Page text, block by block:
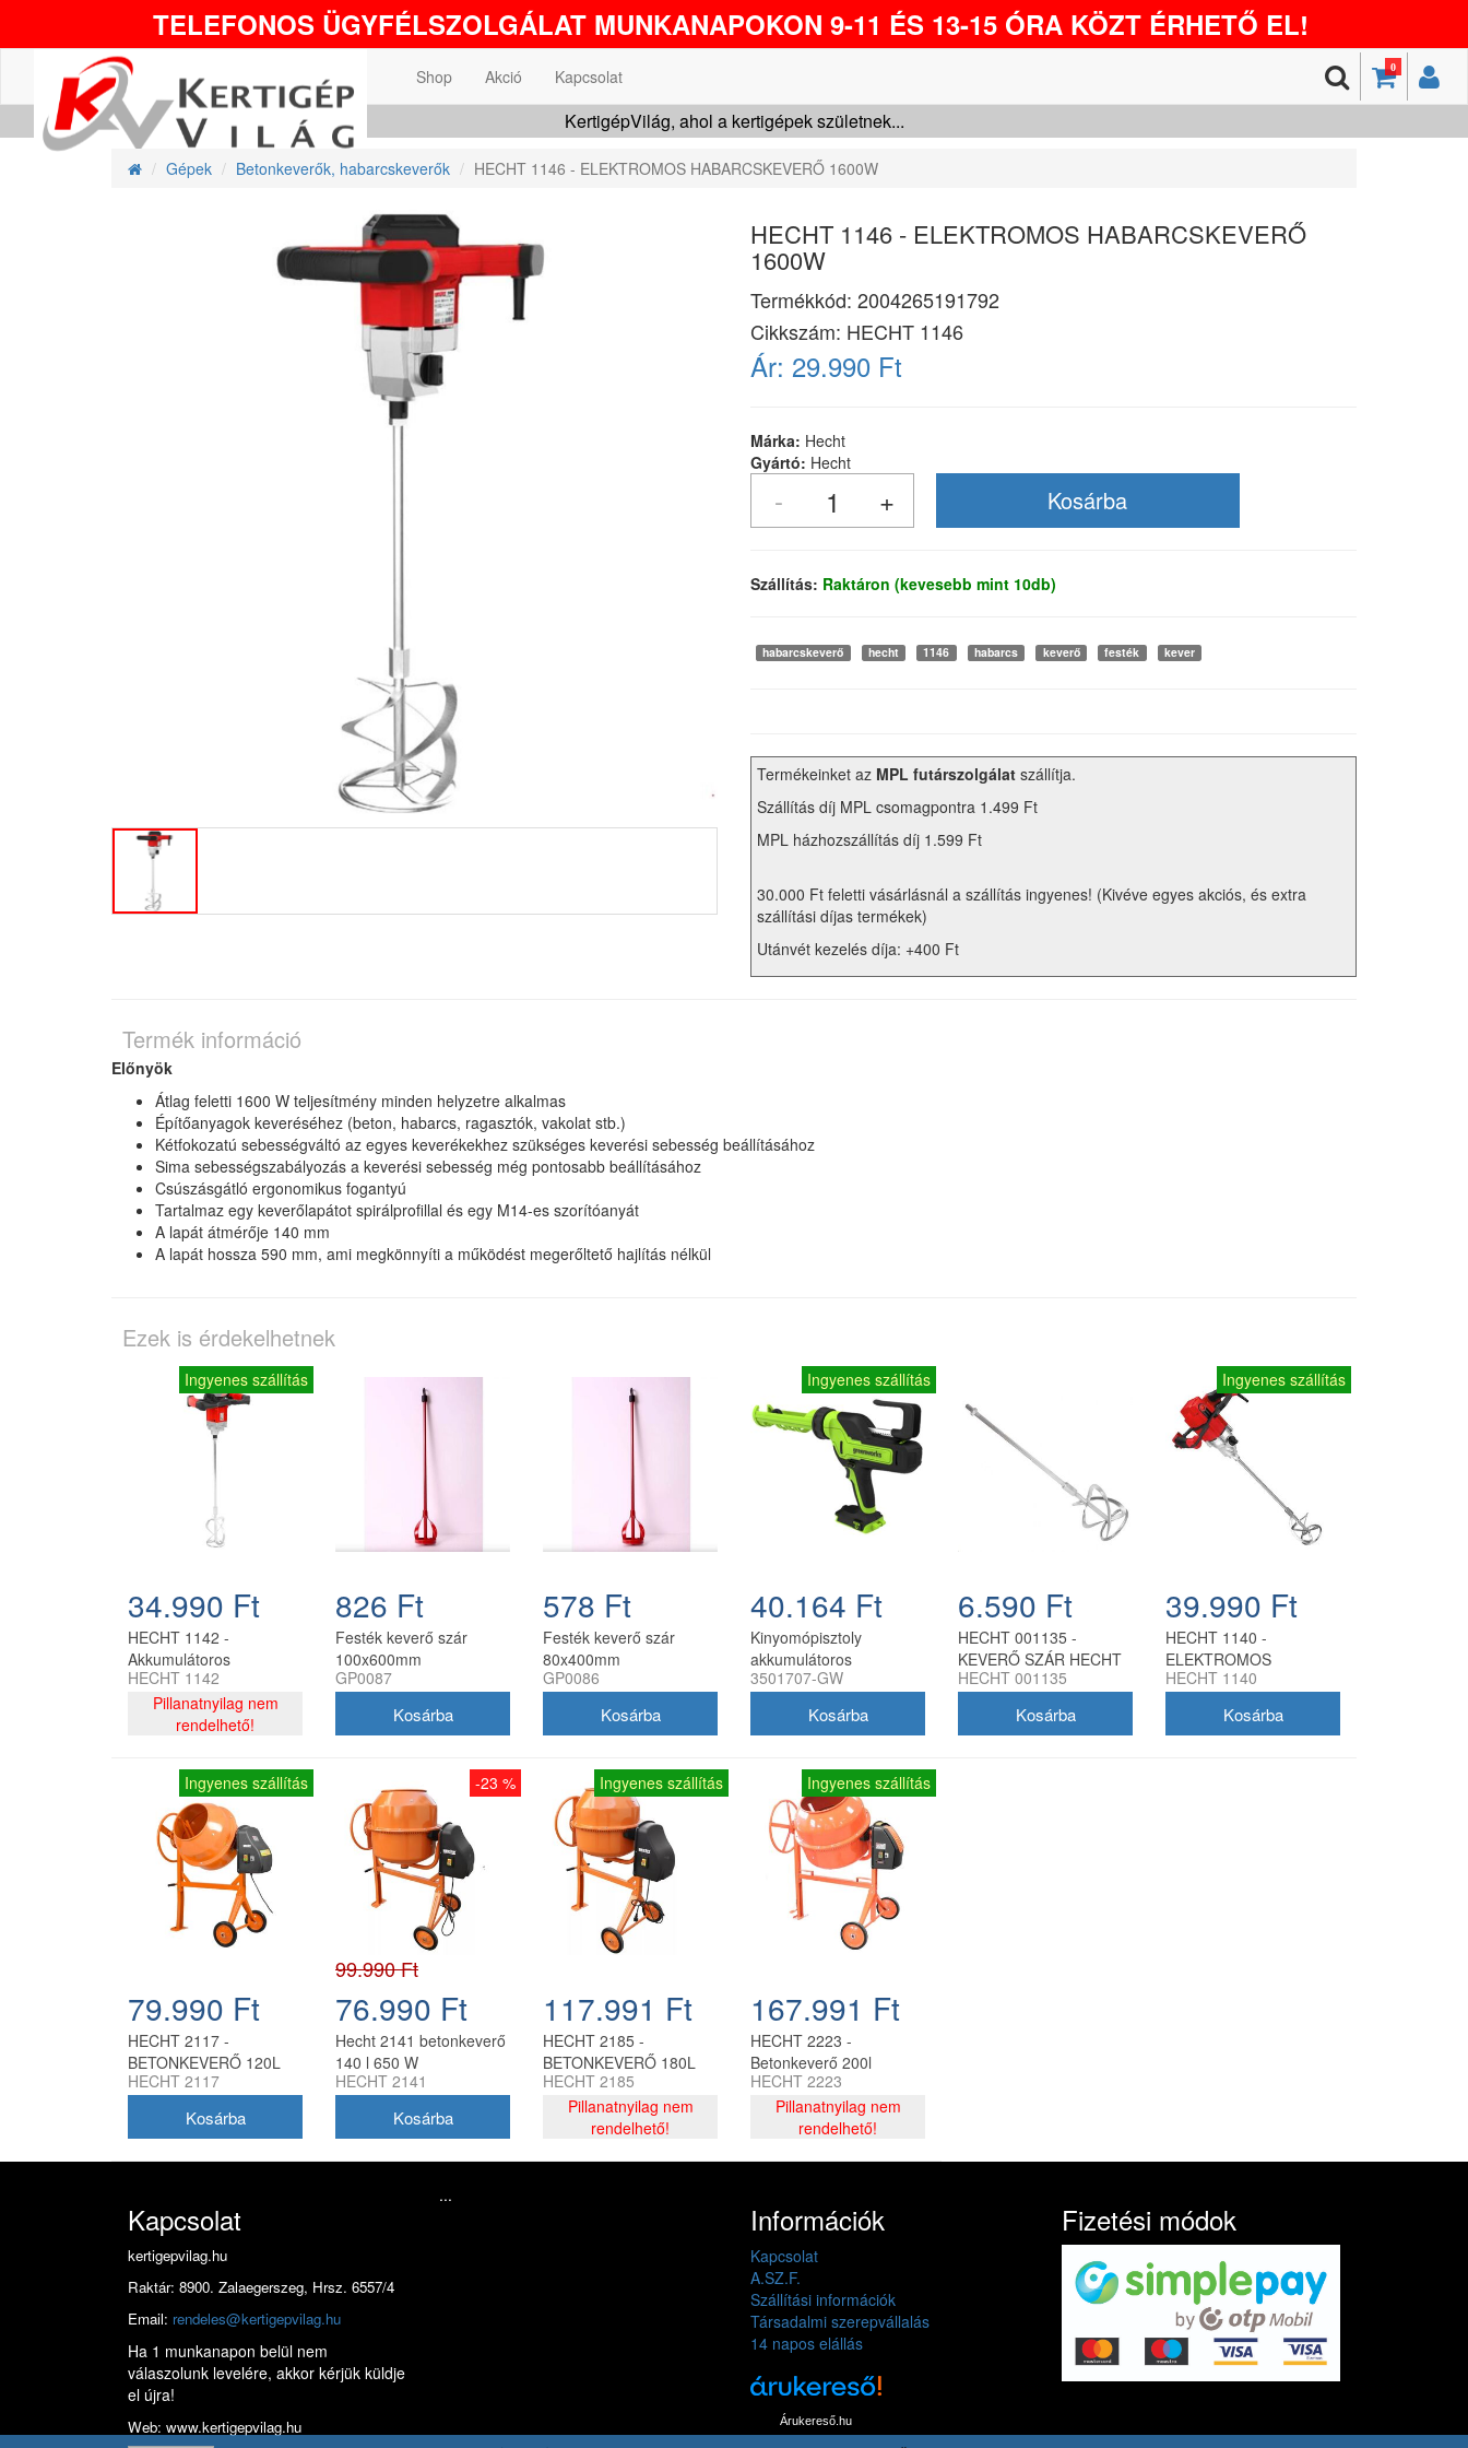
TELEFONOS ÜGYFÉLSZOLGÁLAT MUNKANAPOKON 9-11 ÉS 13-15 ÓRA KÖZT ÉRHETŐ EL!
0
Shop Akció Kapcsolat
KertigépVilág, ahol a kertigépek születnek...
Gépek Betonkeverők, habarcskeverők HECHT 1146 - ELEKTROMOS HABARCSKEVERŐ 1600W
HECHT 1146 - ELEKTROMOS HABARCSKEVERŐ
1600W
Termékkód: 2004265191792
Cikkszám: HECHT 1146
Ár: 29.990 Ft
Márka: Hecht
Gyártó: Hecht
Szállítás: Raktáron (kevesebb mint 10db)
habarcskeverő hecht 1146 habarcs keverő festék kever
Termékeinket az MPL futárszolgálat szállítja.
Szállítás díj MPL csomagpontra 1.499 Ft
MPL házhozszállítás díj 1.599 Ft
30.000 Ft feletti vásárlásnál a szállítás ingyenes! (Kivéve egyes akciós, és extra
szállítási díjas termékek)
Utánvét kezelés díja: +400 Ft
Termék információ
Előnyök
Átlag feletti 1600 W teljesítmény minden helyzetre alkalmas
Építőanyagok keveréséhez (beton, habarcs, ragasztók, vakolat stb.)
Kétfokozatú sebességváltó az egyes keverékekhez szükséges keverési sebesség beállításához
Sima sebességszabályozás a keverési sebesség még pontosabb beállításához
Csúszásgátló ergonomikus fogantyú
Tartalmaz egy keverőlapátot spirálprofillal és egy M14-es szorítóanyát
A lapát átmérője 140 mm
A lapát hossza 590 mm, ami megkönnyíti a működést megerőltető hajlítás nélkül
Ezek is érdekelhetnek
Ingyenes szállítás
34.990 Ft
HECHT 1142 -
Akkumulátoros
habarcskeverő
HECHT 1142
Pillanatnyilag nem
rendelhető!
826 Ft
Festék keverő szár
100x600mm
GP0087
578 Ft
Festék keverő szár
80x400mm
GP0086
Ingyenes szállítás
40.164 Ft
Kinyomópisztoly
akkumulátoros
Greenworks G24CG 24v
3501707-GW
6.590 Ft
HECHT 001135 -
KEVERŐ SZÁR HECHT
HABARCSKEVERŐKHÖZ
HECHT 001135
Ingyenes szállítás
39.990 Ft
HECHT 1140 -
ELEKTROMOS
HABARCSKEVERŐ
HECHT 1140
Ingyenes szállítás
79.990 Ft
HECHT 2117 -
BETONKEVERŐ 120L
HECHT 2117
-23 %
99.990 Ft
76.990 Ft
Hecht 2141 betonkeverő
140 l 650 W
HECHT 2141
Ingyenes szállítás
117.991 Ft
HECHT 2185 -
BETONKEVERŐ 180L
HECHT 2185
Pillanatnyilag nem
rendelhető!
Ingyenes szállítás
167.991 Ft
HECHT 2223 -
Betonkeverő 200l
HECHT 2223
Pillanatnyilag nem
rendelhető!
Kapcsolat
kertigepvilag.hu
Raktár: 8900. Zalaegerszeg, Hrsz. 6557/4
Email: rendeles@kertigepvilag.hu
Ha 1 munkanapon belül nem
válaszolunk levelére, akkor kérjük küldje
el újra!
Web: www.kertigepvilag.hu
...
Információk
Kapcsolat
A.SZ.F.
Szállítási információk
Társadalmi szerepvállalás
14 napos elállás
Árukereső.hu
Fizetési módok